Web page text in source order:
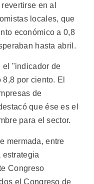
en al
locales, que
económico a 0,8
hasta abril.
el "indicador de
por ciento. El
de
que ése es el
para el sector.
mermada, entre
estrategia
Congreso
el Congreso de